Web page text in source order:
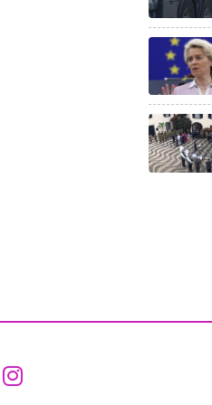
Aceder ao
Aceder ao